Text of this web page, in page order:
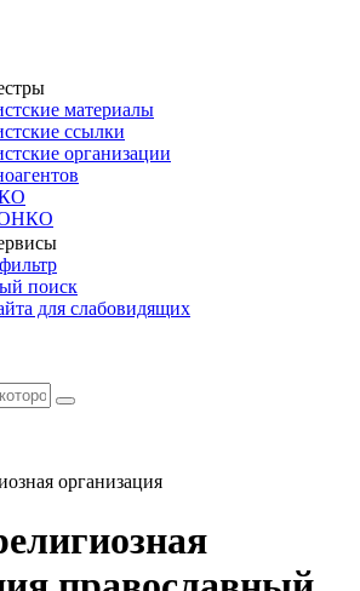
материалы
ссылки
организации
поиск
для слабовидящих
организация